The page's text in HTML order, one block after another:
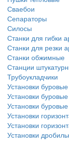
Сваебои
Сепараторы
Силосы
Станки для гибки
Станки для резки
Станки обжимные
Станции
Трубоукладчики
Установки буровые
Установки
Установки
Установки
Установки
Установки